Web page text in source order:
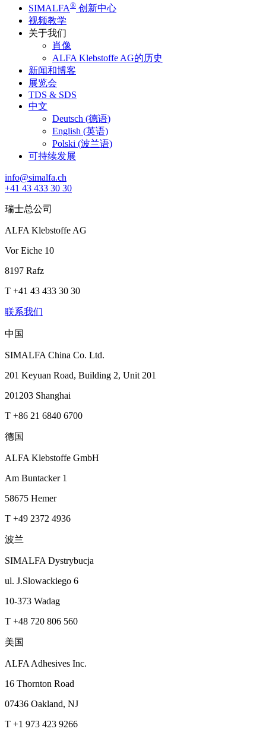
SIMALFA® 创新中心
视频教学
关于我们
肖像
ALFA Klebstoffe AG的历史
新闻和博客
展览会
TDS & SDS
中文
Deutsch (德语)
English (英语)
Polski (波兰语)
可持续发展
info@simalfa.ch
+41 43 433 30 30
瑞士总公司
ALFA Klebstoffe AG
Vor Eiche 10
8197 Rafz
T +41 43 433 30 30
联系我们
中国
SIMALFA China Co. Ltd.
201 Keyuan Road, Building 2, Unit 201
201203 Shanghai
T +86 21 6840 6700
德国
ALFA Klebstoffe GmbH
Am Buntacker 1
58675 Hemer
T +49 2372 4936
波兰
SIMALFA Dystrybucja
ul. J.Slowackiego 6
10-373 Wadag
T +48 720 806 560
美国
ALFA Adhesives Inc.
16 Thornton Road
07436 Oakland, NJ
T +1 973 423 9266